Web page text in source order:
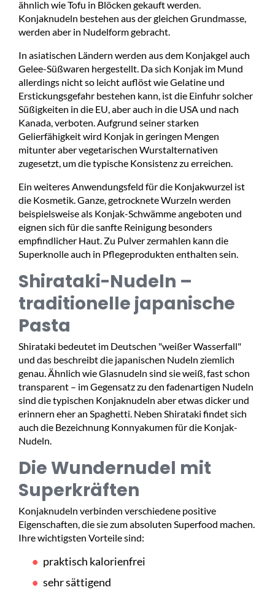
ähnlich wie Tofu in Blöcken gekauft werden.
Konjaknudeln bestehen aus der gleichen Grundmasse,
werden aber in Nudelform gebracht.
In asiatischen Ländern werden aus dem Konjakgel auch
Gelee-Süßwaren hergestellt. Da sich Konjak im Mund
allerdings nicht so leicht auflöst wie Gelatine und
Erstickungsgefahr bestehen kann, ist die Einfuhr solcher
Süßigkeiten in die EU, aber auch in die USA und nach
Kanada, verboten. Aufgrund seiner starken
Gelierfähigkeit wird Konjak in geringen Mengen
mitunter aber vegetarischen Wurstalternativen
zugesetzt, um die typische Konsistenz zu erreichen.
Ein weiteres Anwendungsfeld für die Konjakwurzel ist
die Kosmetik. Ganze, getrocknete Wurzeln werden
beispielsweise als Konjak-Schwämme angeboten und
eignen sich für die sanfte Reinigung besonders
empfindlicher Haut. Zu Pulver zermahlen kann die
Superknolle auch in Pflegeprodukten enthalten sein.
Shirataki-Nudeln –
traditionelle japanische
Pasta
Shirataki bedeutet im Deutschen "weißer Wasserfall"
und das beschreibt die japanischen Nudeln ziemlich
genau. Ähnlich wie Glasnudeln sind sie weiß, fast schon
transparent – im Gegensatz zu den fadenartigen Nudeln
sind die typischen Konjaknudeln aber etwas dicker und
erinnern eher an Spaghetti. Neben Shirataki findet sich
auch die Bezeichnung Konnyakumen für die Konjak-
Nudeln.
Die Wundernudel mit
Superkräften
Konjaknudeln verbinden verschiedene positive
Eigenschaften, die sie zum absoluten Superfood machen.
Ihre wichtigsten Vorteile sind:
praktisch kalorienfrei
sehr sättigend